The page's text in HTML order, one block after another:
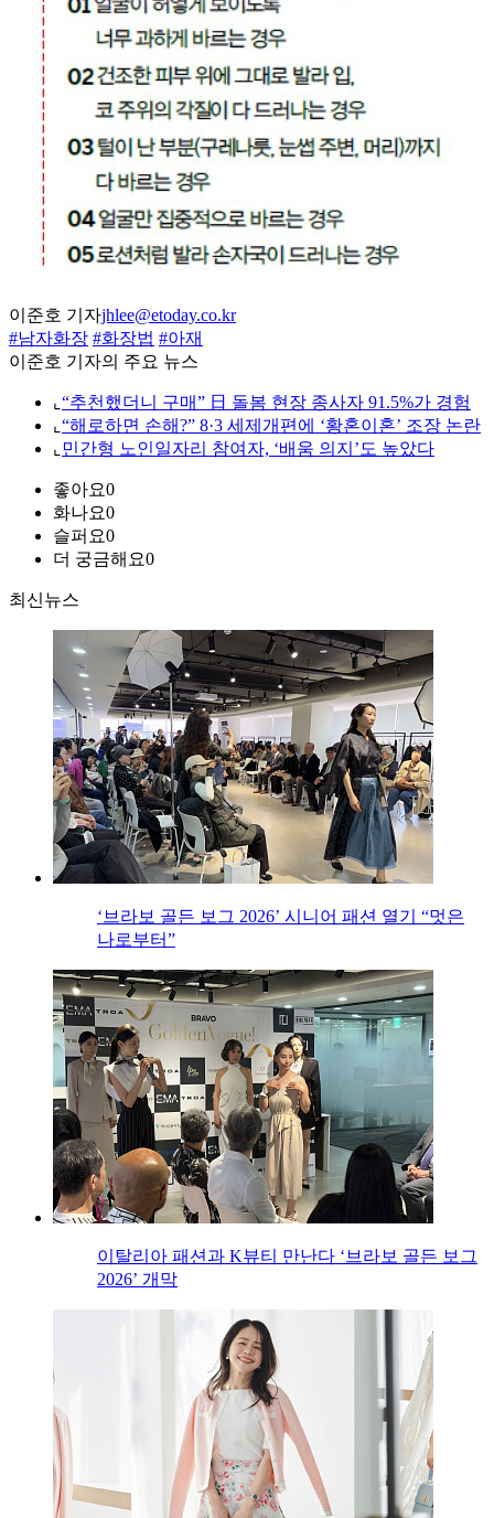
이준호 기자jhlee@etoday.co.kr
#남자화장 #화장법 #아재
이준호 기자의 주요 뉴스
⌞ “추천했더니 구매” 日 돌봄 현장 종사자 91.5%가 경험
⌞ “해로하면 손해?” 8·3 세제개편에 ‘황혼이혼’ 조장 논란
⌞ 민간형 노인일자리 참여자, ‘배움 의지’도 높았다
좋아요0
화나요0
슬퍼요0
더 궁금해요0
최신뉴스
‘브라보 골든 보그 2026’ 시니어 패션 열기 “멋은
나로부터”
이탈리아 패션과 K뷰티 만난다 ‘브라보 골든 보그
2026’ 개막